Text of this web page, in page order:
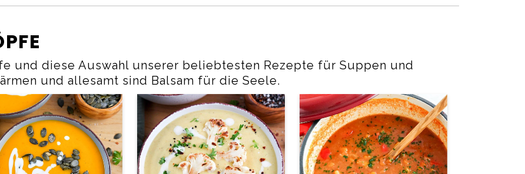
und diese Auswahl unserer beliebtesten Rezepte für Suppen und
und allesamt sind Balsam für die Seele.